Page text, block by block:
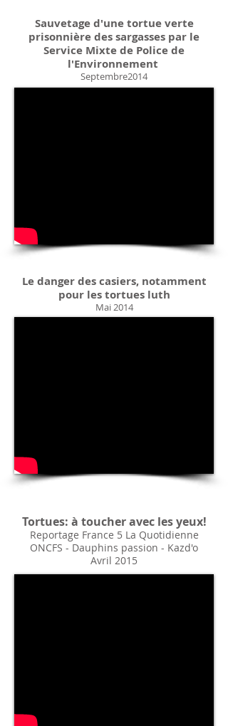
Sauvetage d'une tortue verte
prisonnière des sargasses par le
Service Mixte de Police de
l'Environnement
Septembre2014
Le danger des casiers, notamment
pour les tortues luth
Mai 2014
Tortues: à toucher avec les yeux!
Reportage France 5 La Quotidienne
ONCFS - Dauphins passion - Kazd'o
Avril 2015